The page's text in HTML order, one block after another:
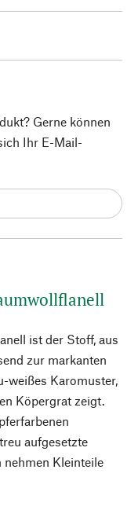
ist der Stoff, aus
zur markanten
weißes Karomuster,
Köpergrat zeigt.
aufgesetzte
Kleinteile
Gerne können
Ihr E-Mail-